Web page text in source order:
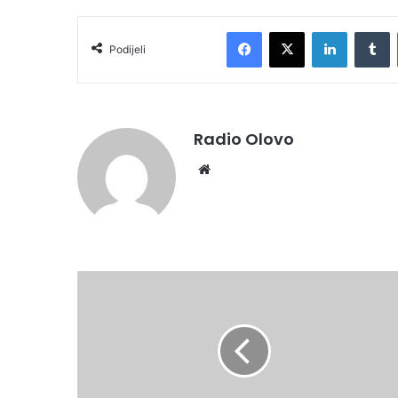
Podijeli
Facebook
X LinkedIn
Radio Olovo